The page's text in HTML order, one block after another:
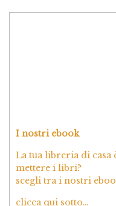
I nostri ebook
La tua libreria di casa
mettere i libri?
scegli tra i nostri
clicca qui sotto…